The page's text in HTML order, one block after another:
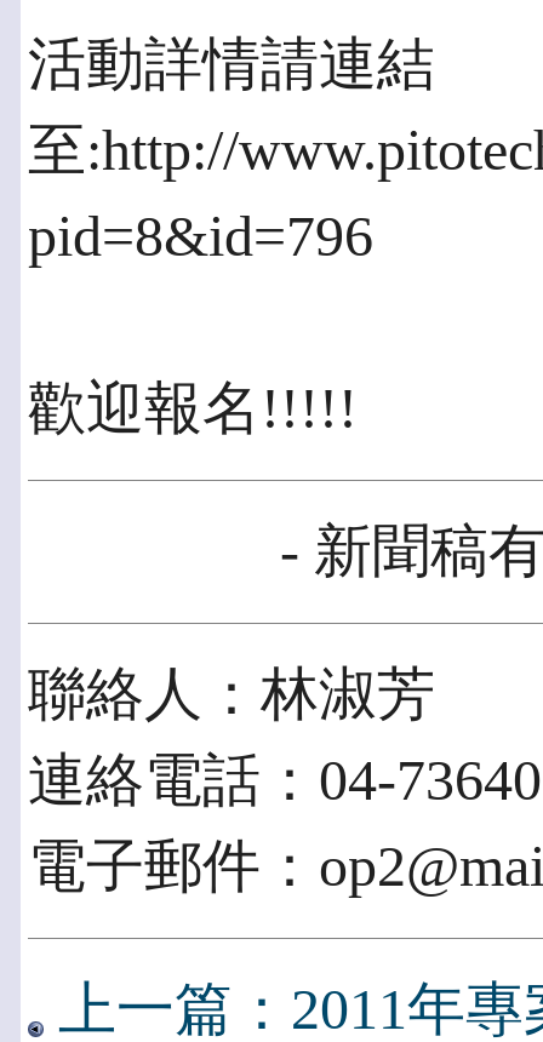
活動詳情請連結
至:http://
pid=8&id=796
歡迎報名!!!!!
- 新聞稿
聯絡人：林淑芳
連絡電話：04-
電子郵件：
上一篇：2011年